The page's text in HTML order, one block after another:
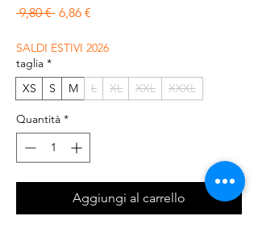
9,80 € Prezzo regolare
6,86 €
SALDI ESTIVI 2026
taglia *
XS
S M L XL XXL XXXL
Quantità *
Aggiungi al carrello